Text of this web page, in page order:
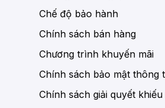
Chế độ bảo hành
Chính sách bán hàng
Chương trình khuyến mãi
Chính sách bảo mật thông
Chính sách giải quyết khiếu